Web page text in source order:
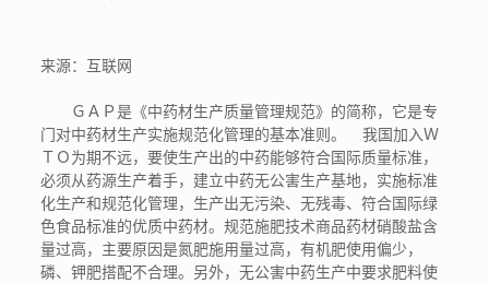
来源：互联网
ＧＡＰ是《中药材生产质量管理规范》的简称，它是专
门对中药材生产实施规范化管理的基本准则。 我国加入Ｗ
ＴＯ为期不远，要使生产出的中药能够符合国际质量标准，
必须从药源生产着手，建立中药无公害生产基地，实施标准
化生产和规范化管理，生产出无污染、无残毒、符合国际绿
色食品标准的优质中药材。规范施肥技术商品药材硝酸盐含
量过高，主要原因是氮肥施用量过高，有机肥使用偏少，
磷、钾肥搭配不合理。另外，无公害中药生产中要求肥料使